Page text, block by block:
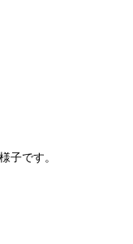
子です。